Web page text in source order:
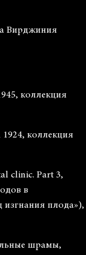
Вирджиния
коллекция
1924, коллекция
clinic. Part 3,
в
изгнания плода»),
шрамы,